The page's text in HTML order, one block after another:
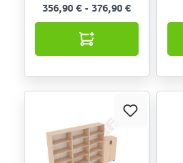
356,90 € - 376,90 €